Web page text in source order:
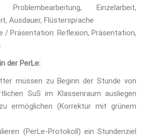
Problembearbeitung, Einzelarbeit,
Ausdauer, Flüstersprache
/ Präsentation: Reflexion, Präsentation,
der PerLe:
müssen zu Beginn der Stunde von
SuS im Klassenraum ausliegen
ermöglichen (Korrektur mit grünem
(PerLe-Protokoll) ein Stundenziel